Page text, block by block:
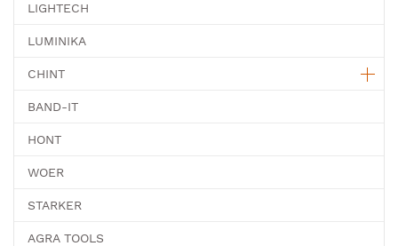
LIGHTECH
LUMINIKA
CHINT
BAND-IT
HONT
WOER
STARKER
AGRA TOOLS